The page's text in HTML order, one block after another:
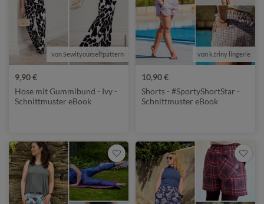
von Sewityourselfpattern
9,90 €
Hose mit Gummibund - Ivy -
Schnittmuster eBook
von k.triny lingerie
10,90 €
Shorts - #SportyShortStar -
Schnittmuster eBook